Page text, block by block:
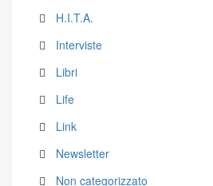
H.I.T.A.
Interviste
Libri
Life
Link
Newsletter
Non categorizzato